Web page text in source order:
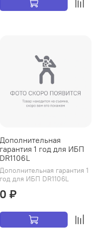
Дополнительная
гарантия 1 год для ИБП
DR1106L
Дополнительная гарантия 1
год для ИБП DR1106L
0 ₽